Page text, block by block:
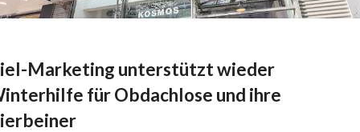
Marketing unterstützt wieder
für Obdachlose und ihre